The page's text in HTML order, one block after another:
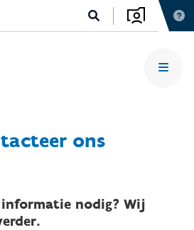
ons
informatie nodig? Wij